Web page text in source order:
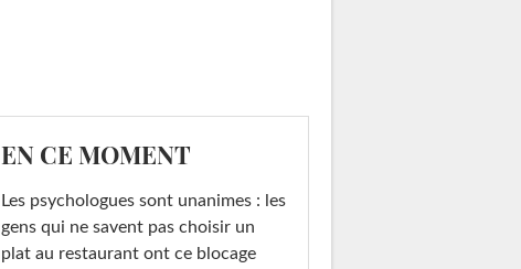
EN CE MOMENT
Les psychologues sont unanimes : les
gens qui ne savent pas choisir un
plat au restaurant ont ce blocage